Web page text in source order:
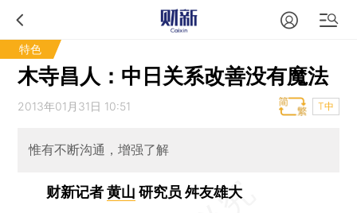
特色
木寺昌人：中日关系改善没有魔法
2013年01月31日 10:51 T中
惟有不断沟通，增强了解
财新记者黄山 研究员 舛友雄大